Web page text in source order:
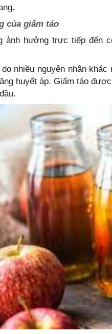
của giấm táo
ảnh hưởng trực tiếp đến
nhiều nguyên nhân
huyết áp. Giấm táo